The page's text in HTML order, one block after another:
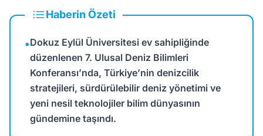
Haberin Özeti
•Dokuz Eylül Üniversitesi ev sahipliğinde
düzenlenen 7. Ulusal Deniz Bilimleri
Konferansı’nda, Türkiye’nin denizcilik
stratejileri, sürdürülebilir deniz yönetimi ve
yeni nesil teknolojiler bilim dünyasının
gündemine taşındı.